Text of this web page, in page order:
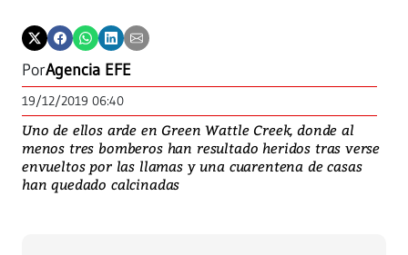
PorAgencia EFE
19/12/2019 06:40
Uno de ellos arde en Green Wattle Creek, donde al
menos tres bomberos han resultado heridos tras verse
envueltos por las llamas y una cuarentena de casas
han quedado calcinadas